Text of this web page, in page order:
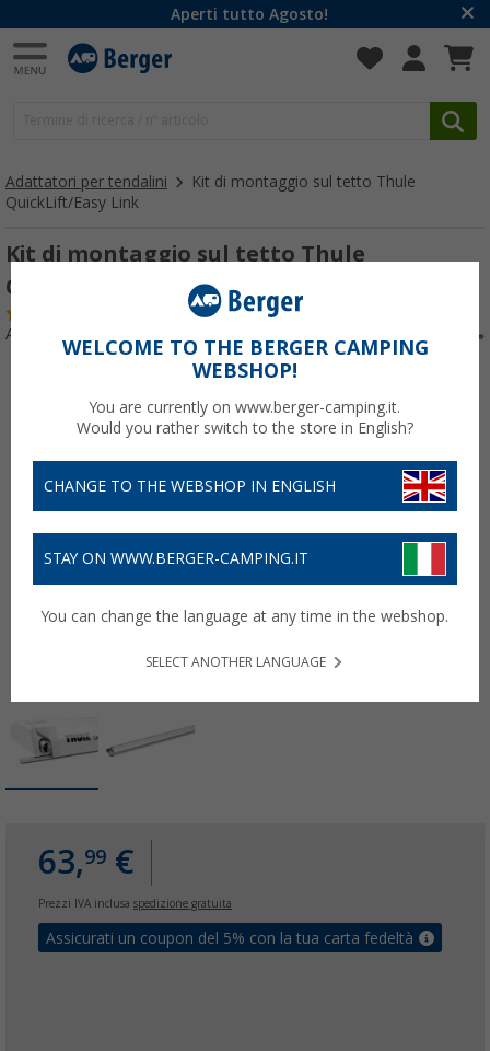
Aperti tutto Agosto!
Adattatori per tendalini
Kit di montaggio sul tetto Thule
QuickLift/Easy Link
Kit di montaggio sul tetto Thule
QuickLift/Easy Link
Articolo n: 229810
63,99 €
Prezzi IVA inclusa spedizione gratuita
Assicurati un coupon del 5% con la tua carta fedeltà
WELCOME TO THE BERGER CAMPING
WEBSHOP!
You are currently on www.berger-camping.it.
Would you rather switch to the store in English?
CHANGE TO THE WEBSHOP IN ENGLISH
STAY ON WWW.BERGER-CAMPING.IT
You can change the language at any time in the webshop.
SELECT ANOTHER LANGUAGE